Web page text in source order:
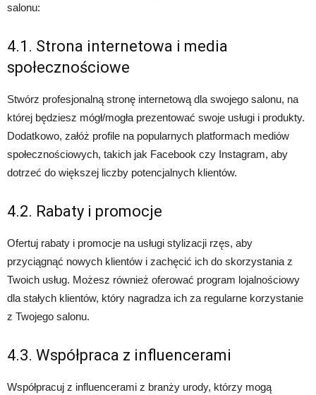
salonu:
4.1. Strona internetowa i media
społecznościowe
Stwórz profesjonalną stronę internetową dla swojego salonu, na
której będziesz mógł/mogła prezentować swoje usługi i produkty.
Dodatkowo, załóż profile na popularnych platformach mediów
społecznościowych, takich jak Facebook czy Instagram, aby
dotrzeć do większej liczby potencjalnych klientów.
4.2. Rabaty i promocje
Ofertuj rabaty i promocje na usługi stylizacji rzęs, aby
przyciągnąć nowych klientów i zachęcić ich do skorzystania z
Twoich usług. Możesz również oferować program lojalnościowy
dla stałych klientów, który nagradza ich za regularne korzystanie
z Twojego salonu.
4.3. Współpraca z influencerami
Współpracuj z influencerami z branży urody, którzy mogą